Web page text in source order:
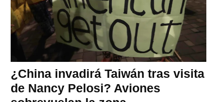
¿China invadirá Taiwán tras visita
de Nancy Pelosi? Aviones